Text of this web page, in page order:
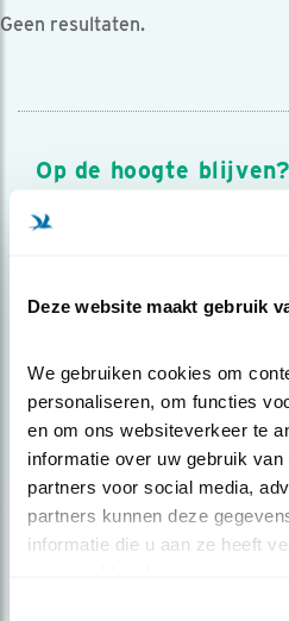
Deze website maakt gebruik
We gebruiken cookies om
personaliseren, om functies
en om ons websiteverkeer te
informatie over uw gebruik
partners voor social media,
partners kunnen deze
informatie die u aan ze heeft
Geen resultaten.
Op de hoogte blijven?
Meld je aan en ontvang
over vogels en activiteiten van